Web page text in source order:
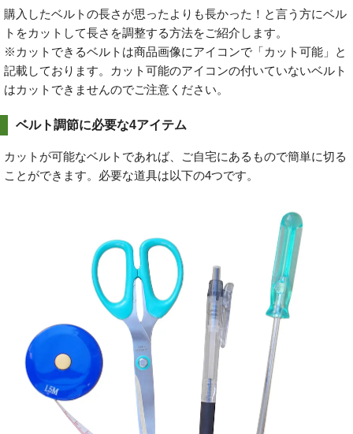
購入したベルトの長さが思ったよりも長かった！と言う方にベル
トをカットして長さを調整する方法をご紹介します。
※カットできるベルトは商品画像にアイコンで「カット可能」と
記載しております。カット可能のアイコンの付いていないベルト
はカットできませんのでご注意ください。
ベルト調節に必要な4アイテム
カットが可能なベルトであれば、ご自宅にあるもので簡単に切る
ことができます。必要な道具は以下の4つです。